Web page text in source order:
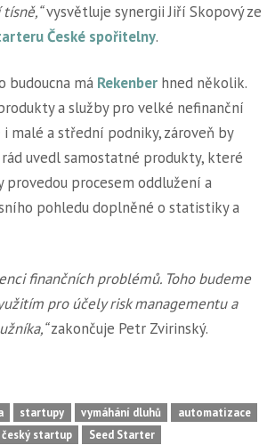
vysvětluje synergii Jiří Skopový ze
České spořitelny.
budoucna má Rekenber hned několik.
a služby pro velké nefinanční
malé a střední podniky, zároveň by
uvedl samostatné produkty, které
provedou procesem oddlužení a
pohledu doplněné o statistiky a
finančních problémů. Toho budeme
pro účely risk managementu a
zakončuje Petr Zvirinský.
startupy vymáhání dluhů
automatizace
český startup Seed Starter